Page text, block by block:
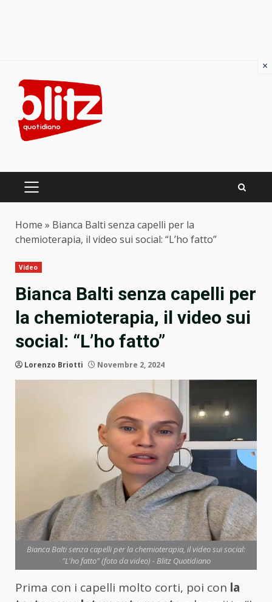
content
PRIMARY
Home » Bianca Balti senza capelli per la
chemioterapia, il video sui social: “L’ho fatto”
Video
Bianca Balti senza capelli per
la chemioterapia, il video sui
social: “L’ho fatto”
Lorenzo Briotti Novembre 2, 2024
Bianca Balti senza capelli per la chemioterapia, il video sui social:
"L'ho fatto" (foto da video) - Blitz Quotidiano
Prima con i capelli molto corti, poi con la
×